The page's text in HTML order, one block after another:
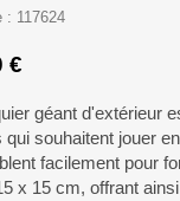
: 117624
€
géant d'extérieur
qui souhaitent jouer
facilement pour
x 15 cm, offrant